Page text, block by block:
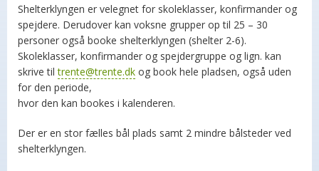
Shelterklyngen er velegnet for skoleklasser, konfirmander og
spejdere. Derudover kan voksne grupper op til 25 – 30
personer også booke shelterklyngen (shelter 2-6).
Skoleklasser, konfirmander og spejdergruppe og lign. kan
skrive tiltrente@trente.dk og book hele pladsen, også uden
for den periode,
hvor den kan bookes i kalenderen.
Der er en stor fælles bål plads samt 2 mindre bålsteder ved
shelterklyngen.